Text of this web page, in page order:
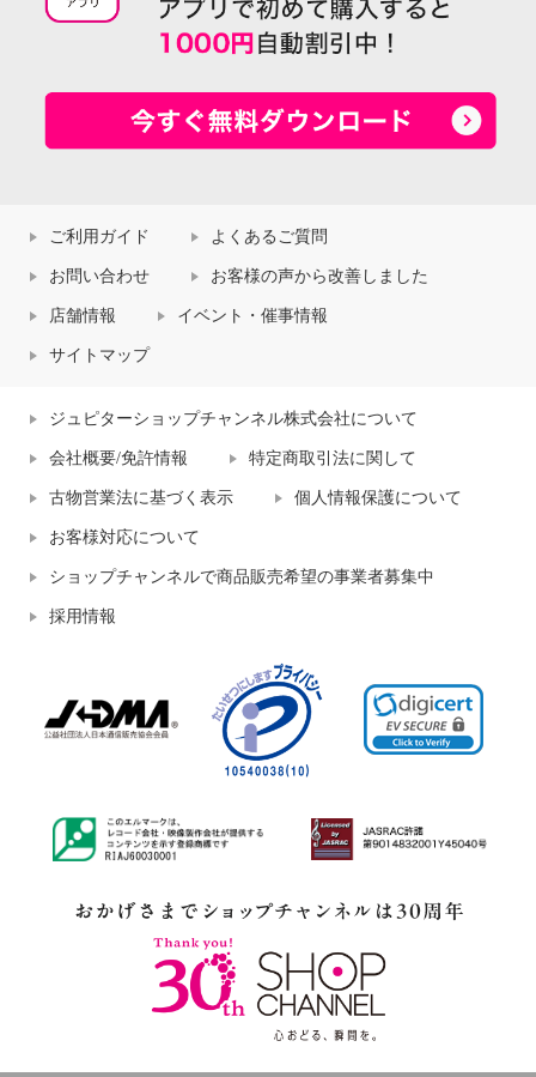
ご利用ガイド よくあるご質問
お問い合わせ お客様の声から改善しました
店舗情報 イベント・催事情報
サイトマップ
ジュピターショップチャンネル株式会社について
会社概要/免許情報 特定商取引法に関して
古物営業法に基づく表示 個人情報保護について
お客様対応について
ショップチャンネルで商品販売希望の事業者募集中
採用情報